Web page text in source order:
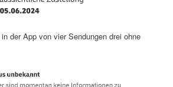
der App von vier Sendungen drei ohne